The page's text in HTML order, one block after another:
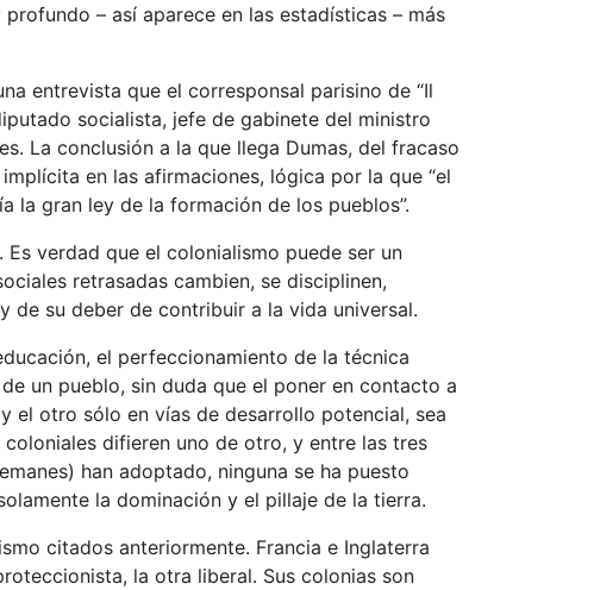
– así aparece en las estadísticas – más
entrevista que el corresponsal parisino de “Il
socialista, jefe de gabinete del ministro
La conclusión a la que llega Dumas, del fracaso
en las afirmaciones, lógica por la que “el
la gran ley de la formación de los pueblos”.
verdad que el colonialismo puede ser un
retrasadas cambien, se disciplinen,
de su deber de contribuir a la vida universal.
el perfeccionamiento de la técnica
un pueblo, sin duda que el poner en contacto a
el otro sólo en vías de desarrollo potencial, sea
difieren uno de otro, y entre las tres
han adoptado, ninguna se ha puesto
la dominación y el pillaje de la tierra.
citados anteriormente. Francia e Inglaterra
la otra liberal. Sus colonias son